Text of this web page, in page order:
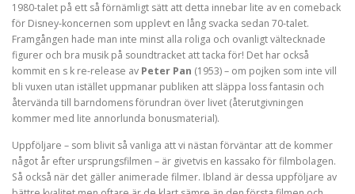
1980-talet på ett så förnämligt sätt att detta innebar lite av en comeback
för Disney-koncernen som upplevt en lång svacka sedan 70-talet.
Framgången hade man inte minst alla roliga och ovanligt vältecknade
figurer och bra musik på soundtracket att tacka för! Det har också
kommit en s k re-release av Peter Pan (1953) – om pojken som inte vill
bli vuxen utan istället uppmanar publiken att släppa loss fantasin och
återvända till barndomens förundran över livet (återutgivningen
kommer med lite annorlunda bonusmaterial).
Uppföljare – som blivit så vanliga att vi nästan förväntar att de kommer
något år efter ursprungsfilmen – är givetvis en kassako för filmbolagen.
Så också när det gäller animerade filmer. Ibland är dessa uppföljare av